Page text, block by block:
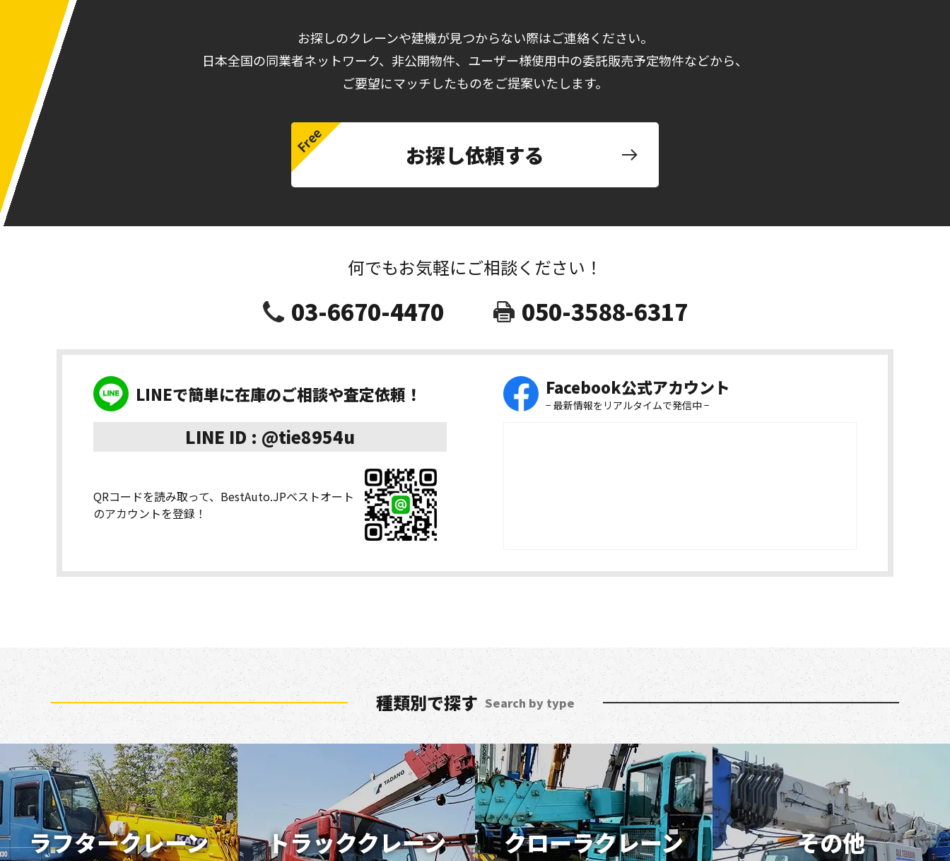
お探しのクレーンや建機が見つからない際はご連絡ください。
日本全国の同業者ネットワーク、非公開物件、ユーザー様使用中の委託販売予定物件などから、
ご要望にマッチしたものをご提案いたします。
お探し依頼する
何でもお気軽にご相談ください！
03-6670-4470 050-3588-6317
LINEで簡単に在庫のご相談や査定依頼！
LINE ID : @tie8954u
QRコードを読み取って、BestAuto.JPベストオート
のアカウントを登録！
Facebook公式アカウント
− 最新情報をリアルタイムで発信中 −
種類別で探す Search by type
ラフタークレーン トラッククレーン クローラクレーン その他